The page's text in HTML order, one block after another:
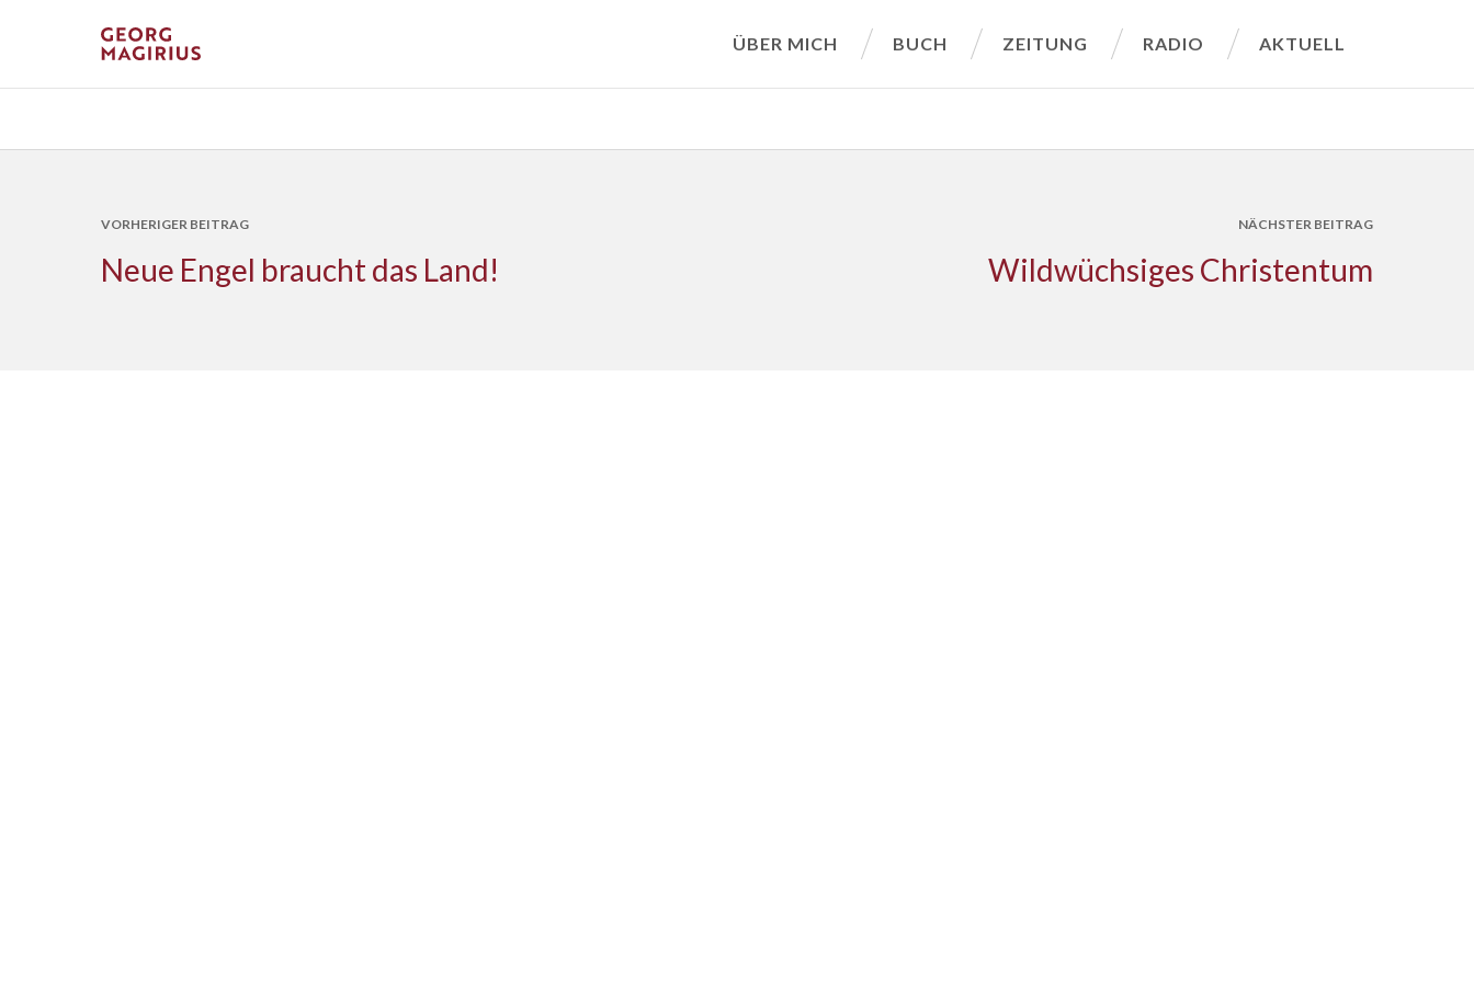
ÜBER MICH BUCH ZEITUNG RADIO AKTUELL
VORHERIGER BEITRAG
Neue Engel braucht das Land!
NÄCHSTER BEITRAG
Wildwüchsiges Christentum